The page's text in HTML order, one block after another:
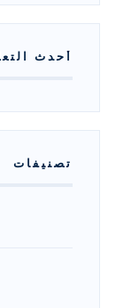
أحدث
تصنيفات